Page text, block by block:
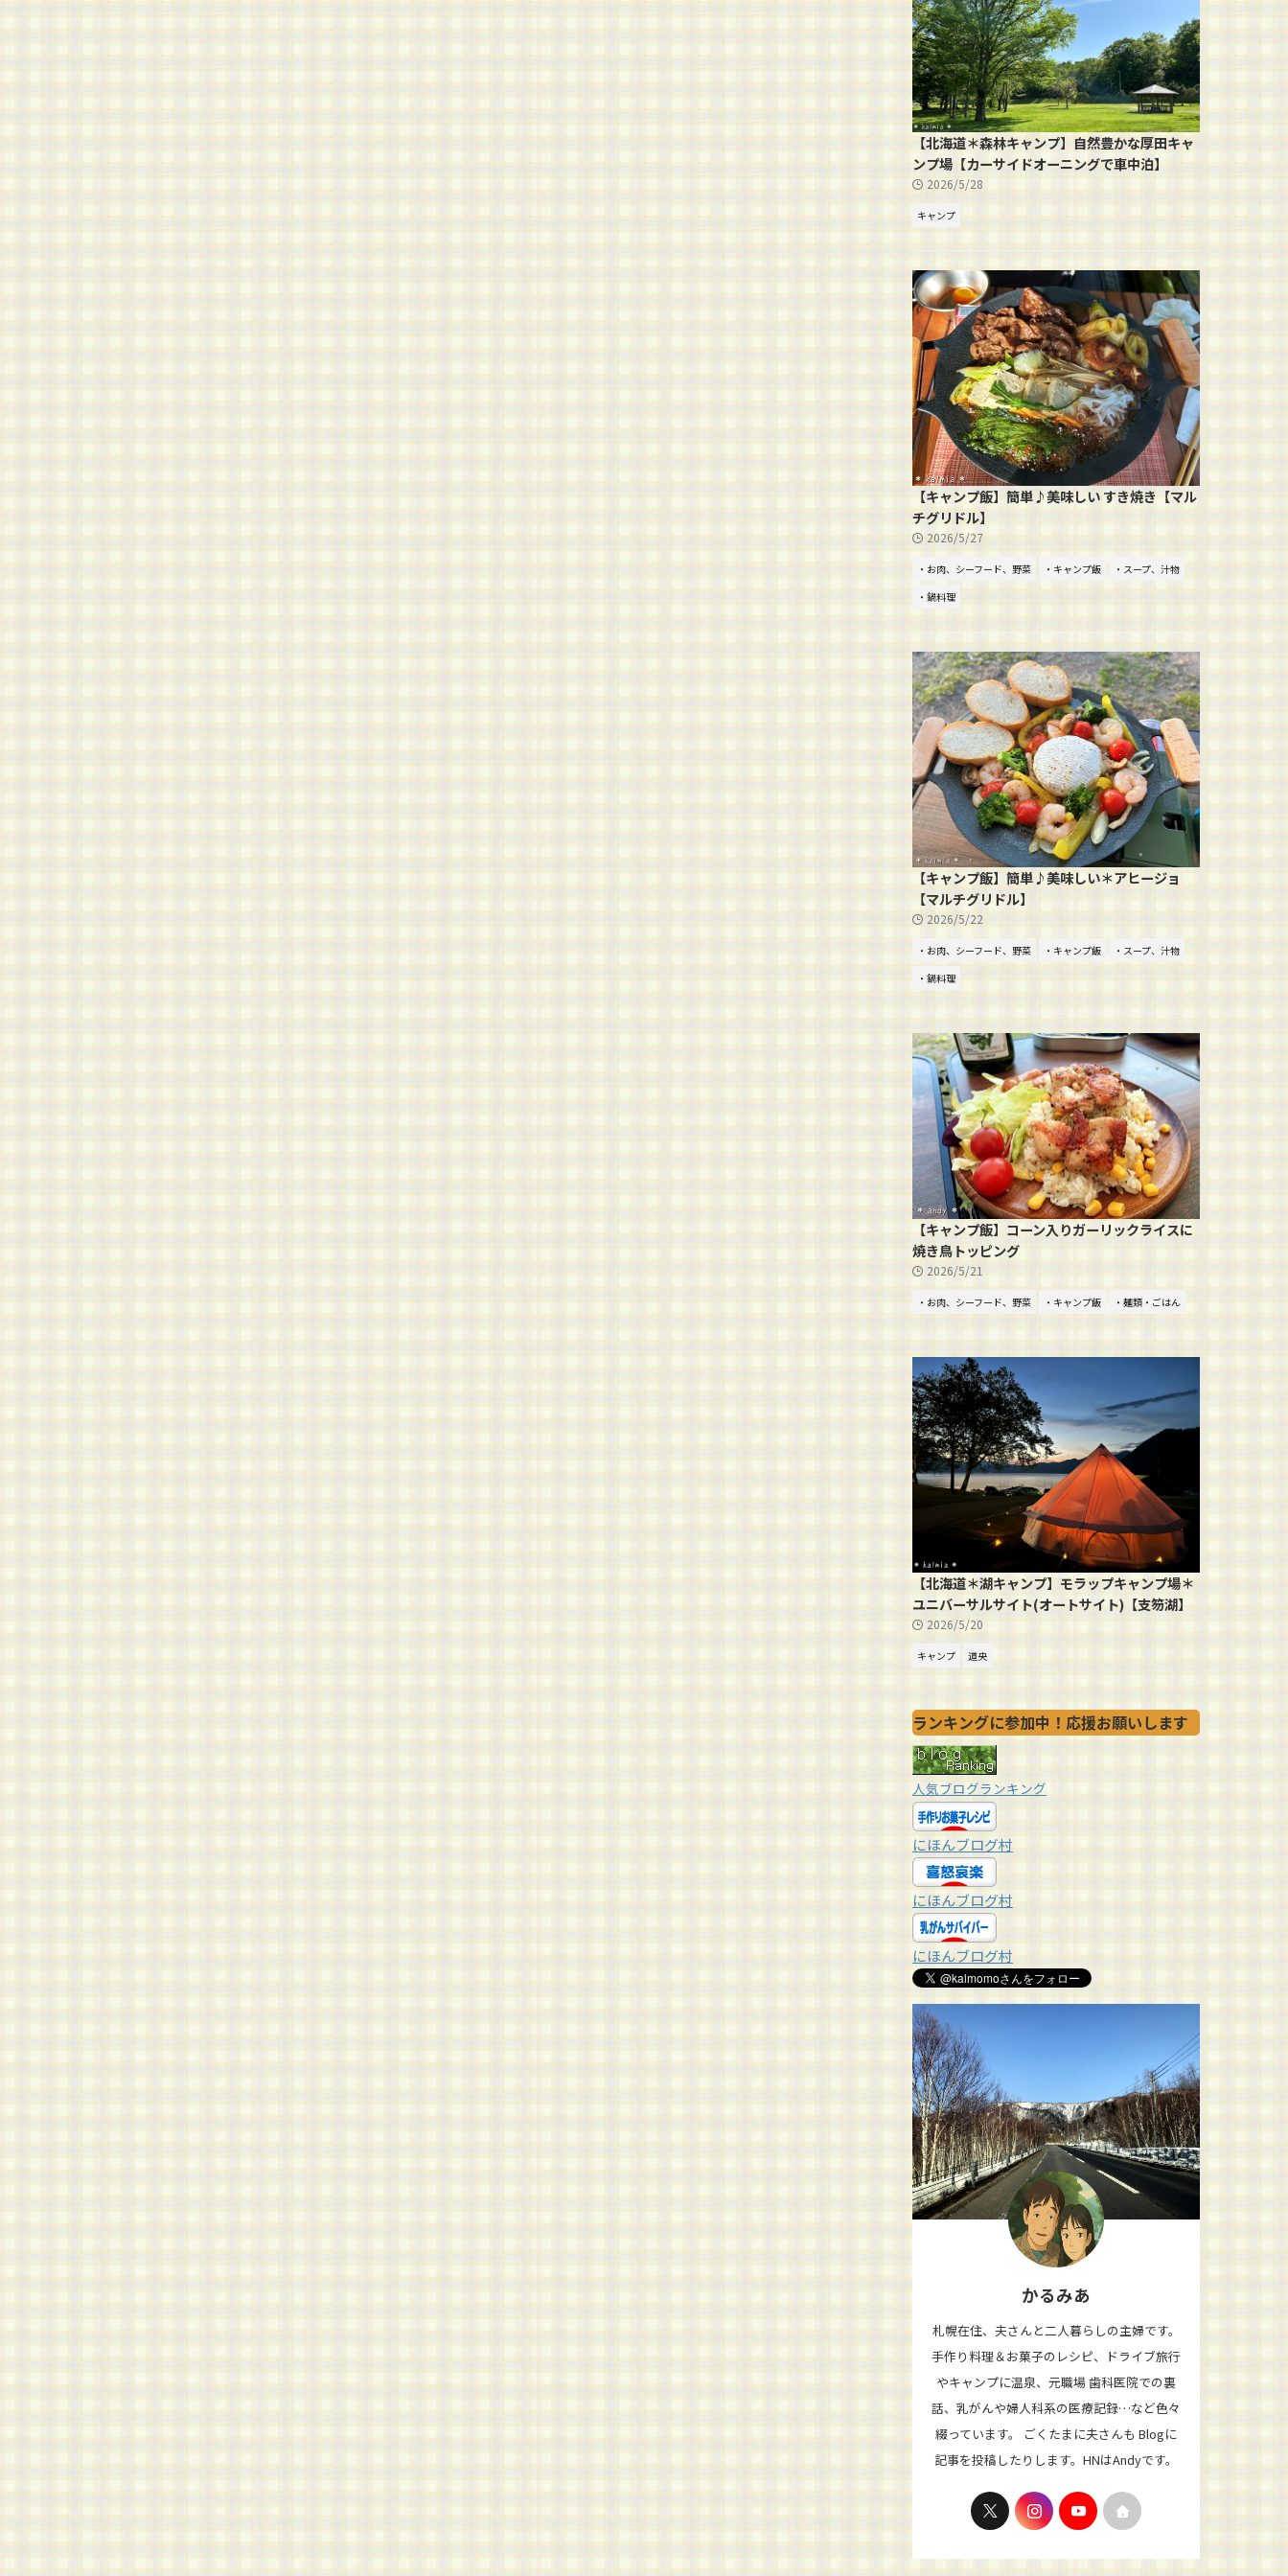
【北海道＊森林キャンプ】自然豊かな厚田キャ
ンプ場【カーサイドオーニングで車中泊】
2026/5/28
キャンプ
【キャンプ飯】簡単♪美味しい すき焼き【マル
チグリドル】
2026/5/27
・お肉、シーフード、野菜 ・キャンプ飯
・スープ、汁物
・鍋料理
【キャンプ飯】簡単♪美味しい＊アヒージョ
【マルチグリドル】
2026/5/22
・お肉、シーフード、野菜 ・キャンプ飯
・スープ、汁物
・鍋料理
【キャンプ飯】コーン入りガーリックライスに
焼き鳥トッピング
2026/5/21
・お肉、シーフード、野菜 ・キャンプ飯 ・麺類・ごはん
【北海道＊湖キャンプ】モラップキャンプ場＊
ユニバーサルサイト(オートサイト)【支笏湖】
2026/5/20
キャンプ 道央
ランキングに参加中！応援お願いします
人気ブログランキング
にほんブログ村
にほんブログ村
にほんブログ村
かるみあ
札幌在住、夫さんと二人暮らしの主婦です。
手作り料理＆お菓子のレシピ、ドライブ旅行
やキャンプに温泉、元職場 歯科医院での裏
話、乳がんや婦人科系の医療記録…など色々
綴っています。 ごくたまに夫さんも Blogに
記事を投稿したりします。HNはAndyです。